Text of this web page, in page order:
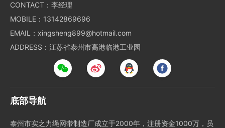
CONTACT：李经理
MOBILE：13142869696
EMAIL：xingsheng899@hotmail.com
ADDRESS：江苏省泰州市高港临港工业园
底部导航
泰州市实之力绳网带制造厂成立于2000年，注册资金1000万，员